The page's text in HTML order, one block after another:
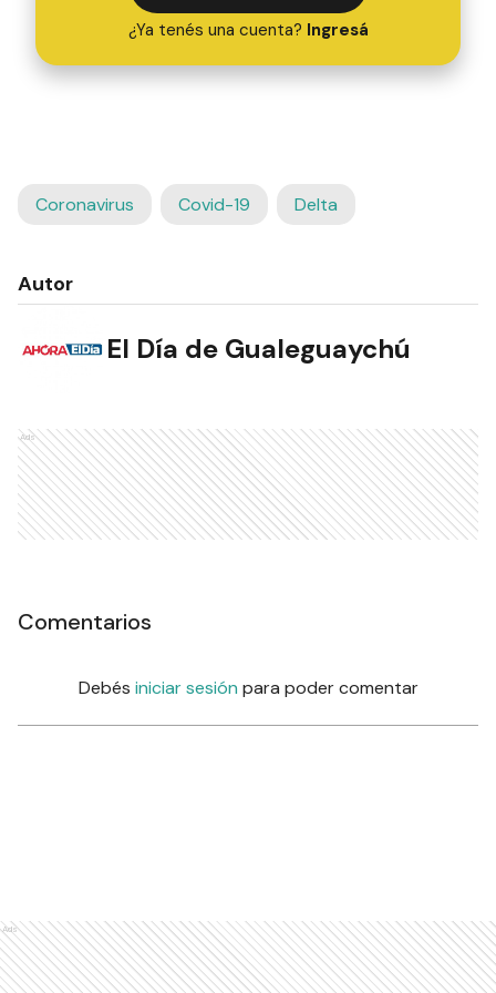
¿Ya tenés una cuenta? Ingresá
Coronavirus Covid-19 Delta
Autor
El Día de Gualeguaychú
Ads
Comentarios
Debés iniciar sesión para poder comentar
Ads